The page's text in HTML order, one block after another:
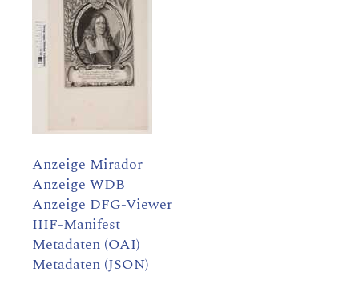
Anzeige Mirador
Anzeige WDB
Anzeige DFG-Viewer
IIIF-Manifest
Metadaten (OAI)
Metadaten (JSON)